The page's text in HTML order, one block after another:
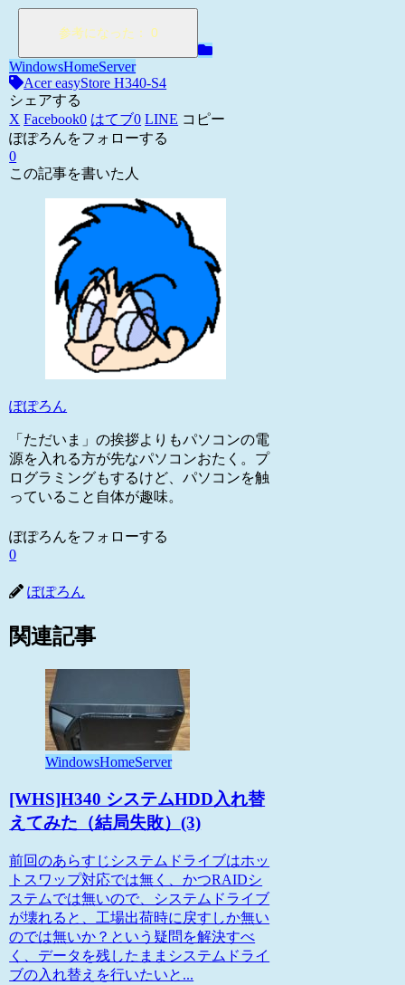
WindowsHomeServer
Acer easyStore H340-S4
シェアする
X Facebook0 はてブ0 LINE コピー
ぽぽろんをフォローする
0
この記事を書いた人
ぽぽろん
「ただいま」の挨拶よりもパソコンの電
源を入れる方が先なパソコンおたく。プ
ログラミングもするけど、パソコンを触
っていること自体が趣味。
ぽぽろんをフォローする
0
ぽぽろん
関連記事
WindowsHomeServer
[WHS]H340 システムHDD入れ替
えてみた（結局失敗）(3)
前回のあらすじシステムドライブはホッ
トスワップ対応では無く、かつRAIDシ
ステムでは無いので、システムドライブ
が壊れると、工場出荷時に戻すしか無い
のでは無いか？という疑問を解決すべ
く、データを残したままシステムドライ
ブの入れ替えを行いたいと...